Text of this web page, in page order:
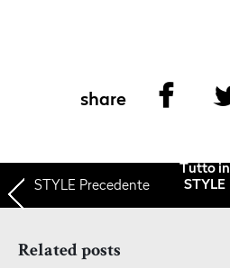
share
STYLE Precedente
Tutto in
STYLE
Related posts